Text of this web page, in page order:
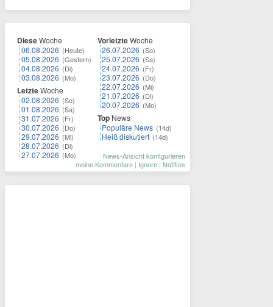
DieseWoche
06.08.2026 (Heute)
05.08.2026 (Gestern)
04.08.2026 (Di)
03.08.2026 (Mo)
LetzteWoche
02.08.2026 (So)
01.08.2026 (Sa)
31.07.2026 (Fr)
30.07.2026 (Do)
29.07.2026 (Mi)
28.07.2026 (Di)
27.07.2026 (Mo)
VorletzteWoche
26.07.2026 (So)
25.07.2026 (Sa)
24.07.2026 (Fr)
23.07.2026 (Do)
22.07.2026 (Mi)
21.07.2026 (Di)
20.07.2026 (Mo)
Top News
Populäre News (14d)
Heiß diskutiert (14d)
News-Ansicht konfigurieren
meine Kommentare | Ignore | Notifies